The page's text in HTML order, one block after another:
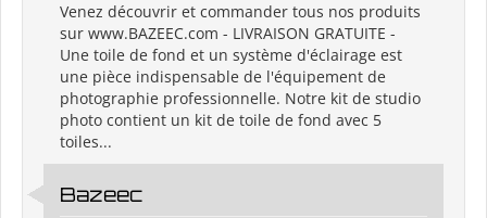
Venez découvrir et commander tous nos produits
sur www.BAZEEC.com - LIVRAISON GRATUITE -
Une toile de fond et un système d'éclairage est
une pièce indispensable de l'équipement de
photographie professionnelle. Notre kit de studio
photo contient un kit de toile de fond avec 5
toiles...
Bazeec